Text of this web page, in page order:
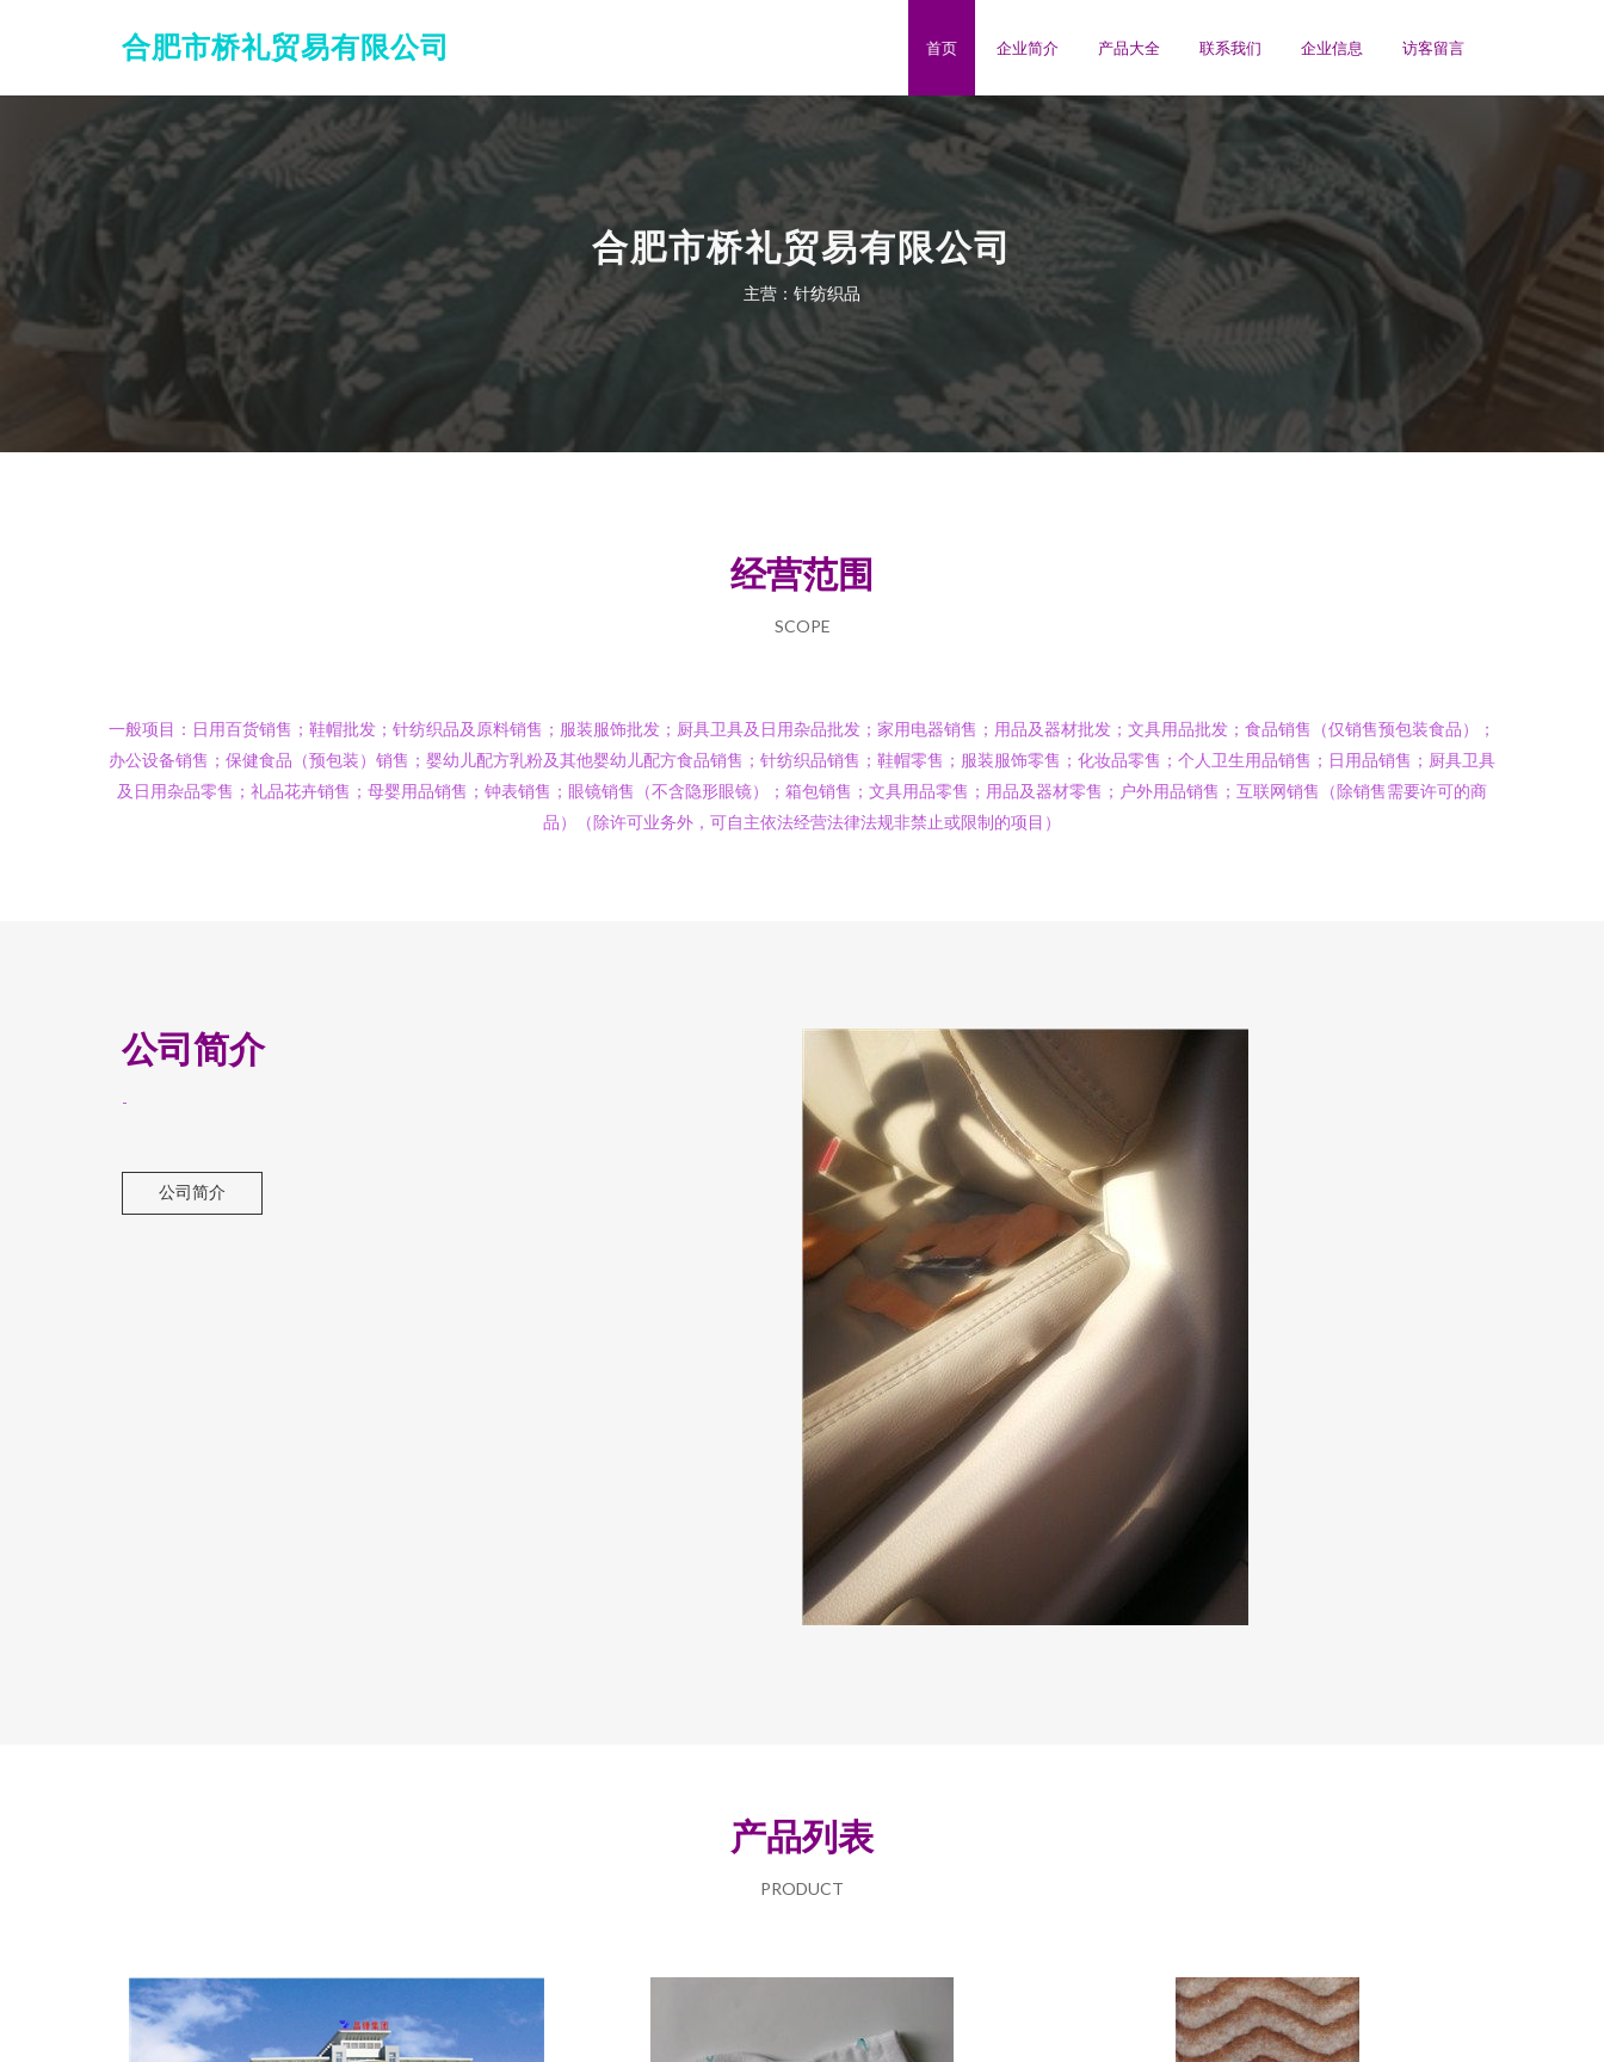
合肥市桥礼贸易有限公司 首页 企业简介 产品大全 联系我们 企业信息 访客留言
合肥市桥礼贸易有限公司
主营：针纺织品
经营范围
SCOPE
一般项目：日用百货销售；鞋帽批发；针纺织品及原料销售；服装服饰批发；厨具卫具及日用杂品批发；家用电器销售；用品及器材批发；文具用品批发；食品销售（仅销售预包装食品）；
办公设备销售；保健食品（预包装）销售；婴幼儿配方乳粉及其他婴幼儿配方食品销售；针纺织品销售；鞋帽零售；服装服饰零售；化妆品零售；个人卫生用品销售；日用品销售；厨具卫具
及日用杂品零售；礼品花卉销售；母婴用品销售；钟表销售；眼镜销售（不含隐形眼镜）；箱包销售；文具用品零售；用品及器材零售；户外用品销售；互联网销售（除销售需要许可的商
品）（除许可业务外，可自主依法经营法律法规非禁止或限制的项目）
公司简介
-
公司简介
产品列表
PRODUCT